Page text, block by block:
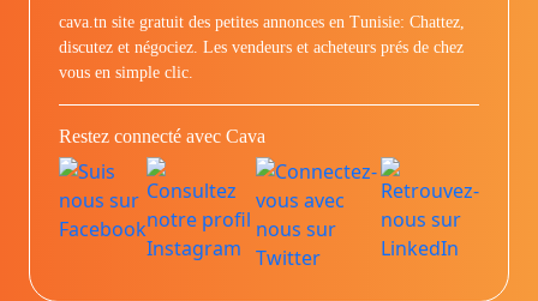
cava.tn site gratuit des petites annonces en Tunisie: Chattez,
discutez et négociez. Les vendeurs et acheteurs prés de chez
vous en simple clic.
Restez connecté avec Cava